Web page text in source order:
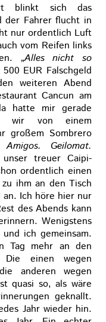
blinkt sich das
der Fahrer flucht in
nur ordentlich Luft
vom Reifen links
„Alles nicht so
EUR Falschgeld
weiteren Abend
Cancun am
hatte mir gerade
wir von einem
großem Sombrero
Geilomat.
treuer Caipi-
ordentlich einen
ihm an den Tisch
an. Ich höre hier nur
des Abends kann
Wenigstens
ich gemeinsam.
Tag mehr an den
Die einen wegen
anderen wegen
quasi so, als wäre
geknallt.
Jahr wieder hin.